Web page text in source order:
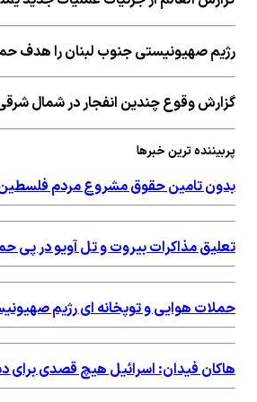
رژیم صهیونیستی جنوب لبنان را هدف
گزارش وقوع چندین انفجار در شمال
پربیننده ترین خبرها
بدون تامین حقوق مشروع مردم
تعلیق مذاکرات بیروت و تل آویو در پی
حملات هوایی و توپخانه ای رژیم
هاکان فیدان: اسرائیل هیچ قصدی برای